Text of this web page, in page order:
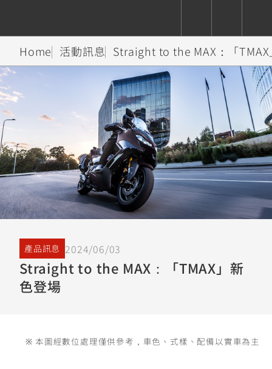
依排氣量
Super
Hyper
Naked
Sport
Heritage
YZF-R9
550+
YZF-R7
YZF-R3
YZF-R15
MT-
09
Y-
AMT
MT-
09
550+
MT-
MT-
XSR
700
550+
150
依排氣量
Premium Sport FashionAdventure Family
TMAX
550+
XMAX
NMAX
AUGUR
CYGNUS
XR
150
X
125
150
Limi
125
Vinoora
BW'S
125
PW50
AXIS
Z /
Zii
125
125
CUXiE
追蹤愛車
我的愛車 瀏覽紀錄
Home 活動訊息 Straight to the MAX：「
產品訊息 2024/06/03
Straight to the MAX：「TMAX」新
色登場
※ 本圖經數位處理僅供參考，車色、式樣、配備以實車為主